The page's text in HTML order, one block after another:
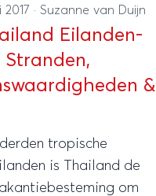
2017 · Suzanne van Duijn
Eilanden-
Stranden,
&
tropische
is Thailand de
om